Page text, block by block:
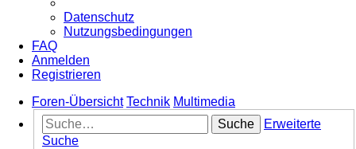
Datenschutz
Nutzungsbedingungen
FAQ
Anmelden
Registrieren
Foren-Übersicht Technik Multimedia
Suche
Erweiterte
Suche